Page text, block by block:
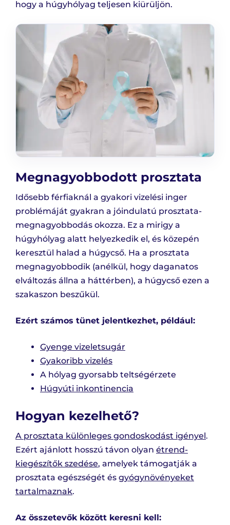
hogy a húgyhólyag teljesen kiürüljön.
Megnagyobbodott prosztata
Idősebb férfiaknál a gyakori vizelési inger
problémáját gyakran a jóindulatú prosztata-
megnagyobbodás okozza. Ez a mirigy a
húgyhólyag alatt helyezkedik el, és közepén
keresztül halad a húgycső. Ha a prosztata
megnagyobbodik (anélkül, hogy daganatos
elváltozás állna a háttérben), a húgycső ezen a
szakaszon beszűkül.
Ezért számos tünet jelentkezhet, például:
Gyenge vizeletsugár
Gyakoribb vizelés
A hólyag gyorsabb teltségérzete
Húgyúti inkontinencia
Hogyan kezelhető?
A prosztata különleges gondoskodást igényel.
Ezért ajánlott hosszú távon olyan étrend-
kiegészítők szedése, amelyek támogatják a
prosztata egészségét és gyógynövényeket
tartalmaznak.
Az összetevők között keresni kell: